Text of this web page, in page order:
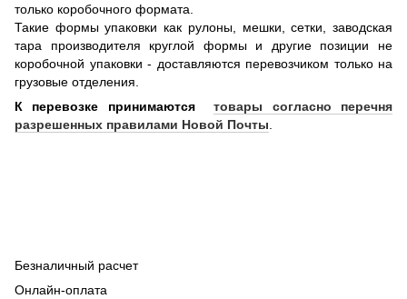
только коробочного формата.
Такие формы упаковки как рулоны, мешки, сетки, заводская
тара производителя круглой формы и другие позиции не
коробочной упаковки - доставляются перевозчиком только на
грузовые отделения.
К перевозке принимаютсятовары согласно перечня
разрешенных правилами Новой Почты.
Безналичный расчет
Онлайн-оплата